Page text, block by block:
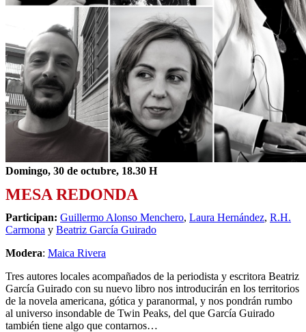
Domingo, 30 de octubre, 18.30 H
MESA REDONDA
Participan: Guillermo Alonso Menchero, Laura Hernández, R.H.
Carmona y Beatriz García Guirado
Modera: Maica Rivera
Tres autores locales acompañados de la periodista y escritora Beatriz
García Guirado con su nuevo libro nos introducirán en los territorios
de la novela americana, gótica y paranormal, y nos pondrán rumbo
al universo insondable de Twin Peaks, del que García Guirado
también tiene algo que contarnos…